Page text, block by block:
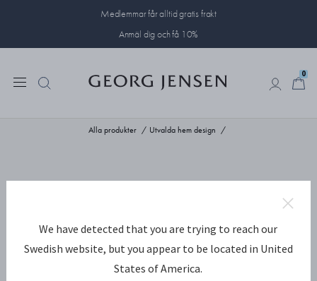
Medlemmar får alltid gratis frakt
Anmäl dig och få 10%
0
Alla produkter Utvalda hem design
We have detected that you are trying to reach our
Swedish website, but you appear to be located in United
States of America.